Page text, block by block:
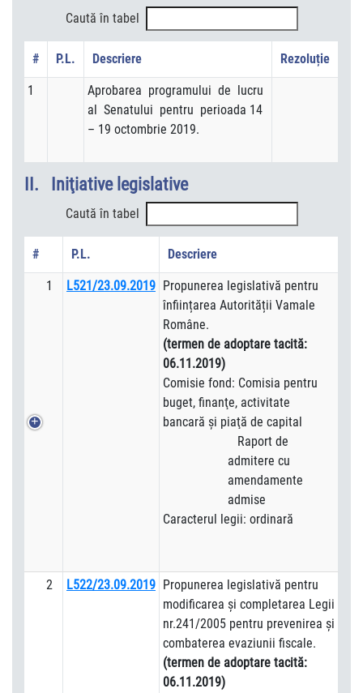
Caută în tabel
# P.L. Descriere Rezoluție
1
Aprobarea programului de lucru
al Senatului pentru perioada 14
– 19 octombrie 2019.
II. Iniţiative legislative
Caută în tabel
# P.L. Descriere
1 L521/23.09.2019 Propunerea legislativă pentru
înființarea Autorității Vamale
Române.
(termen de adoptare tacită:
06.11.2019)
Comisie fond: Comisia pentru
buget, finanţe, activitate
bancară şi piaţă de capital
Raport de
admitere cu
amendamente
admise
Caracterul legii: ordinară
2 L522/23.09.2019 Propunerea legislativă pentru
modificarea şi completarea Legii
nr.241/2005 pentru prevenirea şi
combaterea evaziunii fiscale.
(termen de adoptare tacită:
06.11.2019)